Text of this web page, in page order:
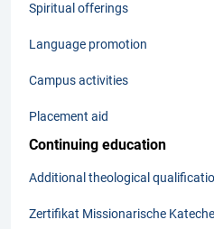
Spiritual offerings
Language promotion
Campus activities
Placement aid
Continuing education
Additional theological
Zertifikat Missionarische